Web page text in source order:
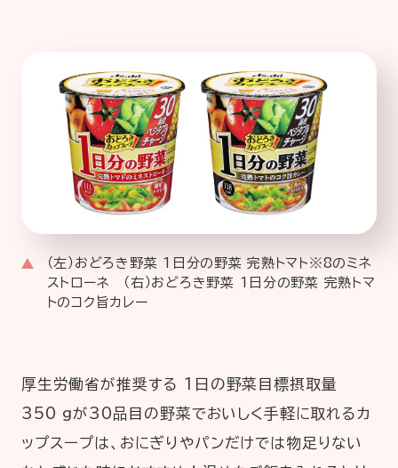
（左）おどろき野菜 1日分の野菜 完熟トマト※8のミネ
ストローネ （右）おどろき野菜 1日分の野菜 完熟トマ
トのコク旨カレー
厚生労働省が推奨する 1日の野菜目標摂取量
350 gが30品目の野菜でおいしく手軽に取れるカ
ップスープは、おにぎりやパンだけでは物足りない